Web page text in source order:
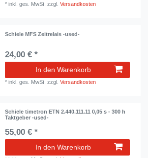
*inkl. ges. MwSt. zzgl.Versandkosten
Schiele MFS Zeitrelais -used-
24,00 € *
In den Warenkorb
*inkl. ges. MwSt. zzgl.Versandkosten
Schiele timetron ETN 2.440.111.11 0,05 s - 300 h
Taktgeber -used-
55,00 € *
In den Warenkorb